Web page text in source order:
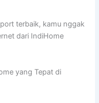
terbaik, kamu nggak
dari IndiHome
yang Tepat di